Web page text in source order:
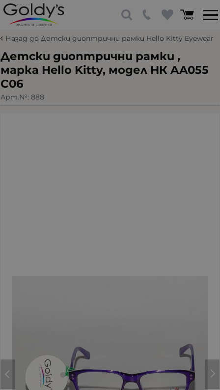
Назад до Детски диоптрични рамки Hello Kitty Eyewear
Детски диоптрични рамки ,
марка Hello Kitty, модел HК AA055
C06
Арт.№: 888